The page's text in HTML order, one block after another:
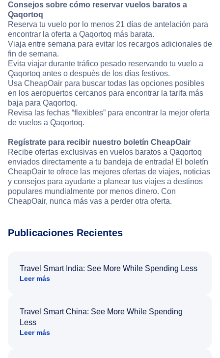
Consejos sobre cómo reservar vuelos baratos a
Qaqortoq
Reserva tu vuelo por lo menos 21 días de antelación para
encontrar la oferta a Qaqortoq más barata.
Viaja entre semana para evitar los recargos adicionales de
fin de semana.
Evita viajar durante tráfico pesado reservando tu vuelo a
Qaqortoq antes o después de los días festivos.
Usa CheapOair para buscar todas las opciones posibles
en los aeropuertos cercanos para encontrar la tarifa más
baja para Qaqortoq.
Revisa las fechas “flexibles” para encontrar la mejor oferta
de vuelos a Qaqortoq.
Regístrate para recibir nuestro boletín CheapOair
Recibe ofertas exclusivas en vuelos baratos a Qaqortoq
enviados directamente a tu bandeja de entrada! El boletín
CheapOair te ofrece las mejores ofertas de viajes, noticias
y consejos para ayudarte a planear tus viajes a destinos
populares mundialmente por menos dinero. Con
CheapOair, nunca más vas a perder otra oferta.
Publicaciones Recientes
Travel Smart India: See More While Spending Less
Leer más
Travel Smart China: See More While Spending
Less
Leer más